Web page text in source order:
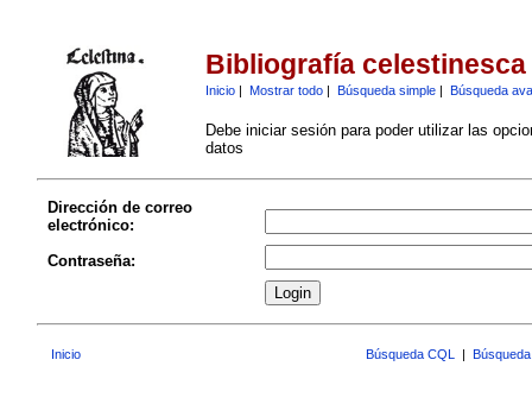
Bibliografía celestinesca
Inicio| Mostrar todo| Búsqueda simple| Búsqueda
Debe iniciar sesión para poder utilizar las
datos
Dirección de correo
electrónico:
Contraseña:
Inicio Búsqueda CQL |